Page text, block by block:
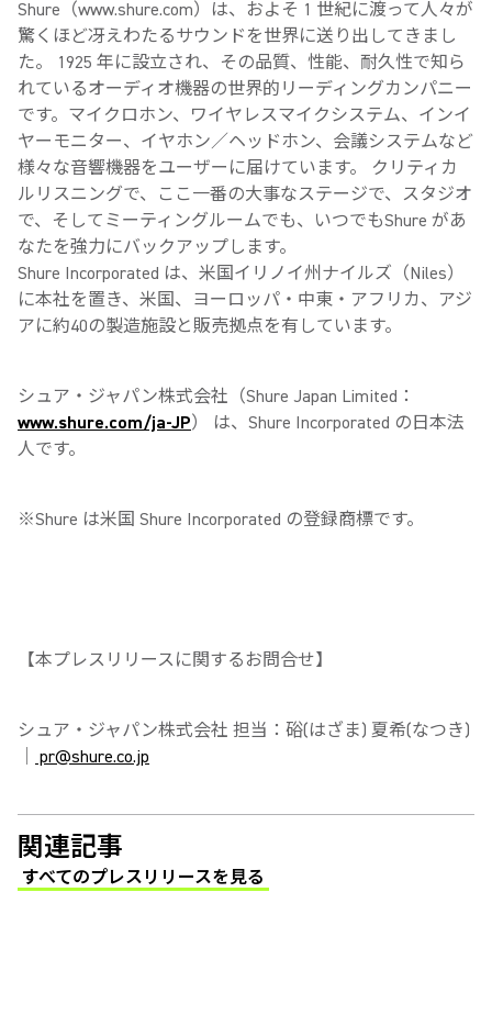
Shure（www.shure.com）は、およそ 1 世紀に渡って人々が
驚くほど冴えわたるサウンドを世界に送り出してきまし
た。 1925 年に設立され、その品質、性能、耐久性で知ら
れているオーディオ機器の世界的リーディングカンパニー
です。マイクロホン、ワイヤレスマイクシステム、インイ
ヤーモニター、イヤホン／ヘッドホン、会議システムなど
様々な音響機器をユーザーに届けています。 クリティカ
ルリスニングで、ここ一番の大事なステージで、スタジオ
で、そしてミーティングルームでも、いつでもShure があ
なたを強力にバックアップします。
Shure Incorporated は、米国イリノイ州ナイルズ（Niles）
に本社を置き、米国、ヨーロッパ・中東・アフリカ、アジ
アに約40の製造施設と販売拠点を有しています。
シュア・ジャパン株式会社（Shure Japan Limited：
www.shure.com/ja-JP） は、Shure Incorporated の日本法
人です。
※Shure は米国 Shure Incorporated の登録商標です。
【本プレスリリースに関するお問合せ】
シュア・ジャパン株式会社 担当：硲(はざま) 夏希(なつき)
pr@shure.co.jp
関連記事
すべてのプレスリリースを見る
(Opens in a new tab)